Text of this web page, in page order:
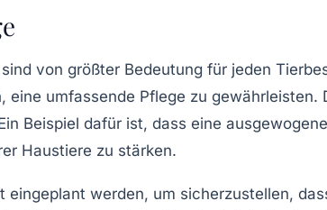
von größter Bedeutung für jeden
eine umfassende Pflege zu gewährleisten.
Beispiel dafür ist, dass eine
Haustiere zu stärken.
eingeplant werden, um sicherzustellen,